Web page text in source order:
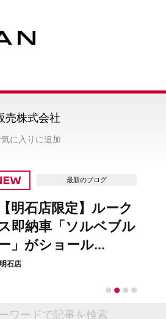
気に入りに追加
売株式会社
最新のブログ
石店限定】ルーク
納車「ソルベブル
がショール...